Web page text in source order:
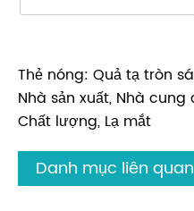
Thẻ nóng: Quả tạ tròn
Nhà sản xuất, Nhà
Chất lượng, Lạ mắt
Danh mục liên quan